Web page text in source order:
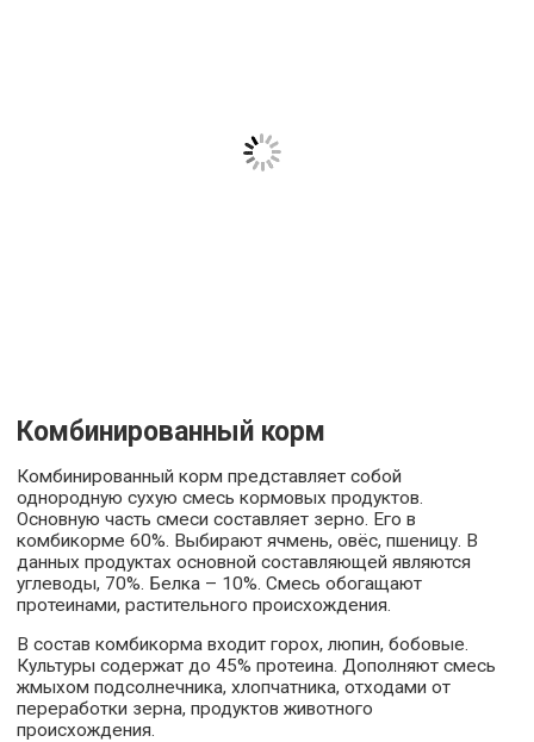
Комбинированный корм
Комбинированный корм представляет собой
однородную сухую смесь кормовых продуктов.
Основную часть смеси составляет зерно. Его в
комбикорме 60%. Выбирают ячмень, овёс, пшеницу. В
данных продуктах основной составляющей являются
углеводы, 70%. Белка – 10%. Смесь обогащают
протеинами, растительного происхождения.
В состав комбикорма входит горох, люпин, бобовые.
Культуры содержат до 45% протеина. Дополняют смесь
жмыхом подсолнечника, хлопчатника, отходами от
переработки зерна, продуктов животного
происхождения.